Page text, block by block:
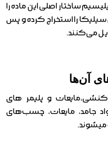
ساختار اصلی این ماده را
را استخراج کرده و پس
می‌کنند.
آن‌ها
و پلیمر های
جامد، مایعات، چسب‌های